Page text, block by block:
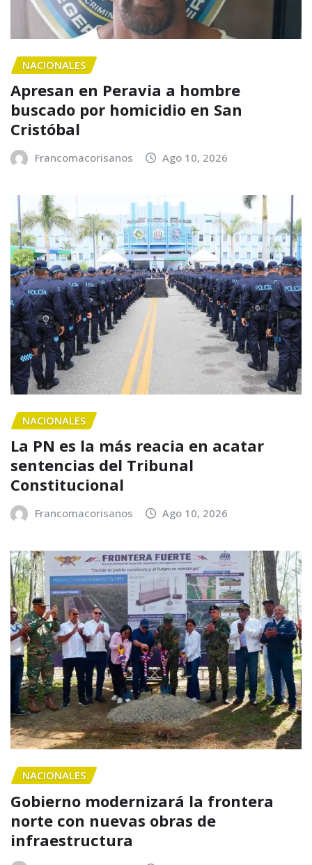
NACIONALES
Apresan en Peravia a hombre
buscado por homicidio en San
Cristóbal
Francomacorisanos Ago 10, 2026
NACIONALES
La PN es la más reacia en acatar
sentencias del Tribunal
Constitucional
Francomacorisanos Ago 10, 2026
NACIONALES
Gobierno modernizará la frontera
norte con nuevas obras de
infraestructura